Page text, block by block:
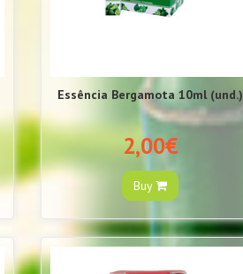
Essência Bergamota 10ml (und.)
2,00€
Buy